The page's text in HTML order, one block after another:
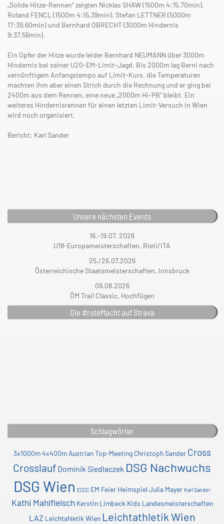
„Solide Hitze-Rennen“ zeigten Nicklas SHAW (1500m 4:15,70min),
Roland FENCL (1500m 4:15,39min), Stefan LETTNER (5000m
17:39,60min) und Bernhard OBRECHT (3000m Hindernis
9:37,56min).
Ein Opfer der Hitze wurde leider Bernhard NEUMANN über 3000m
Hindernis bei seiner U20-EM-Limit-Jagd. Bis 2000m lag Berni nach
vernünftigem Anfangstempo auf Limit-Kurs, die Temperaturen
machten ihm aber einen Strich durch die Rechnung und er ging bei
2400m aus dem Rennen, eine neue „2000m Hi-PB“ bleibt. Ein
weiteres Hindernisrennen für einen letzten Limit-Versuch in Wien
wird noch organisiert.
Bericht: Karl Sander
Unsere nächsten Events
16.-19.07. 2026
U18-Europameisterschaften, Rieti/ITA
25./26.07.2026
Österreichische Staatsmeisterschaften, Innsbruck
09.08.2026
ÖM Trail Classic, Hochfügen
Die #roteMacht auf Strava
Schlagwörter
3x1000m 4x400m Austrian Top-Meeting Christoph Sander Cross
Crosslauf Dominik Siedlaczek DSG Nachwuchs
DSG Wien ECCC EM Feier Heimspiel Julia Mayer Karl Sander
Kathi Mahlfleisch Kerstin Limbeck Kids Landesmeisterschaften
LAZ Leichtahletik Wien Leichtathletik Wien